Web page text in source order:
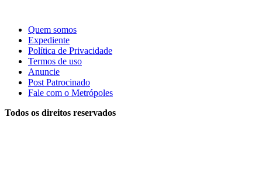
Quem somos
Expediente
Política de Privacidade
Termos de uso
Anuncie
Post Patrocinado
Fale com o Metrópoles
Todos os direitos reservados